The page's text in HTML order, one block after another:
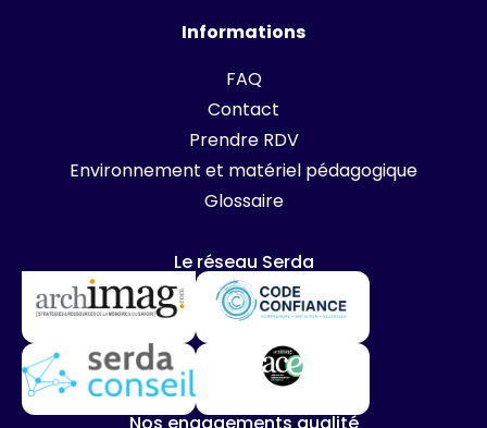
Informations
FAQ
Contact
Prendre RDV
Environnement et matériel pédagogique
Glossaire
Le réseau Serda